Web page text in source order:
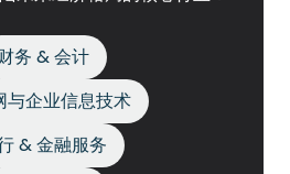
务 & 会计
与企业信息技术
& 金融服务